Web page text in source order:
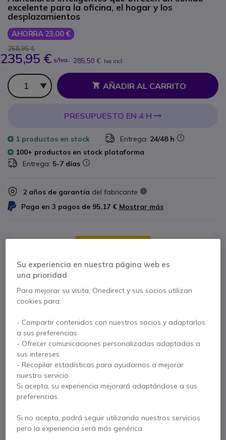
excelente para la oficina, el hogar y los
desplazamientos
AHORRA 23,00 €
258,95 €
235,95 € s/Iva- 285,50 € Iva incl.
Cantidad
AÑADIR AL CARRITO
PRESUPUESTO EN 4 H
1 productos en stock Entrega: 24/48 h
100+ productos en stock plataforma
Entrega: 5-7 días
2 años de garantía del fabricante
Paga en 3 pagos de 95,17 € Mostrar más
Características principales
Auriculares inalámbricos USB-A/Bluetoothen formato
mini
Conjunto de6 micrófonos MEMSintegrados
Tecnología ANC exclusiva con HearThrough integrado
Multipunto: conéctese a 2 dispositivos simultáneamente
Duración de la batería: hasta
Carga rápida:5 minutos de carga para 1 hora de batería
Certificado IP57: protegido contra el polvo y la humedad
Mostrar más
Se entrega con
3 x Juegos de Eargels
Su experiencia en nuestra página web es
una prioridad
Para mejorar su visita, Onedirect y sus socios utilizan
cookies para:
- Compartir contenidos con nuestros socios y adaptarlos
a sus preferencias
- Ofrecer comunicaciones personalizadas adaptadas a
sus intereses
- Recopilar estadísticas para ayudarnos a mejorar
nuestro servicio
Si acepta, su experiencia mejorará adaptándose a sus
preferencias.
Si no acepta, podrá seguir utilizando nuestros servicios
pero la experiencia será más genérica.